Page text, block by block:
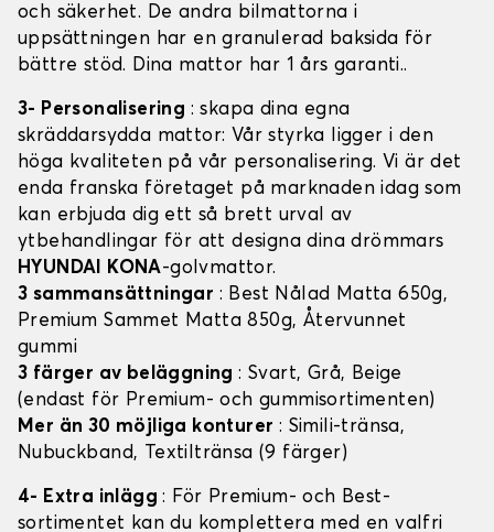
och säkerhet. De andra bilmattorna i
uppsättningen har en granulerad baksida för
bättre stöd. Dina mattor har 1 års garanti..
3- Personalisering : skapa dina egna
skräddarsydda mattor: Vår styrka ligger i den
höga kvaliteten på vår personalisering. Vi är det
enda franska företaget på marknaden idag som
kan erbjuda dig ett så brett urval av
ytbehandlingar för att designa dina drömmars
HYUNDAI KONA-golvmattor.
3 sammansättningar : Best Nålad Matta 650g,
Premium Sammet Matta 850g, Återvunnet
gummi
3 färger av beläggning: Svart, Grå, Beige
(endast för Premium- och gummisortimenten)
Mer än 30 möjliga konturer : Simili-tränsa,
Nubuckband, Textiltränsa (9 färger)
4- Extra inlägg: För Premium- och Best-
sortimentet kan du komplettera med en valfri